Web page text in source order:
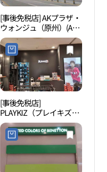
[事後免税店] AKプラザ・
ウォンジュ（原州）(AK
플라자 원주)
[事後免税店]
PLAYKIZ（プレイキズ）
プロ・AKプラザウォン
ジュ（原州）店(플레이
키즈프로 AK플라자 원주
점)